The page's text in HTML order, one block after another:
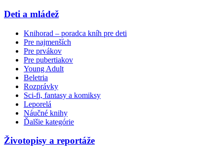
Deti a mládež
Knihorad – poradca kníh pre deti
Pre najmenších
Pre prvákov
Pre pubertiakov
Young Adult
Beletria
Rozprávky
Sci-fi, fantasy a komiksy
Leporelá
Náučné knihy
Ďalšie kategórie
Životopisy a reportáže